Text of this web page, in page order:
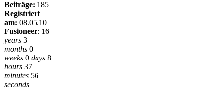
Beiträge: 185
Registriert
am: 08.05.10
Fusioneer: 16
years 3
months 0
weeks 0 days 8
hours 37
minutes 56
seconds